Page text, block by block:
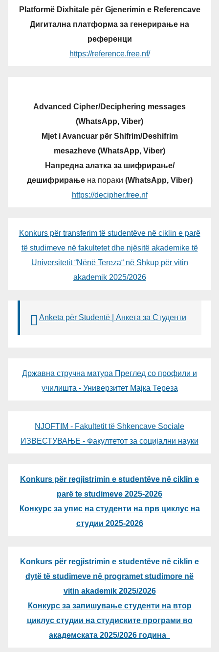
Platformë Dixhitale për Gjenerimin e Referencave
Дигитална платформа за генерирање на
референци
https://reference.free.nf/
Advanced Cipher/Deciphering messages
(WhatsApp, Viber)
Mjet i Avancuar për Shifrim/Deshifrim
mesazheve (WhatsApp, Viber)
Напредна алатка за шифрирање/
дешифрирањена пораки (WhatsApp, Viber)
https://decipher.free.nf
Konkurs për transferim të studentëve në ciklin e parë
të studimeve në fakultetet dhe njësitë akademike të
Universitetit “Nënë Tereza“ në Shkup për vitin
akademik 2025/2026
Anketa për Studentë | Анкета за Студенти
Државна стручна матура Преглед со профили и
училишта - Универзитет Мајка Тереза
NJOFTIM - Fakultetit të Shkencave Sociale
ИЗВЕСТУВАЊЕ - Факултетот за социјални науки
Konkurs për regjistrimin e studentëve në ciklin e
parë te studimeve 2025-2026
Конкурс за упис на студенти на прв циклус на
студии 2025-2026
Konkurs për regjistrimin e studentëve në ciklin e
dytë të studimeve në programet studimore në
vitin akademik 2025/2026
Конкурс за запишување студенти на втор
циклус студии на студиските програми во
академската 2025/2026 година